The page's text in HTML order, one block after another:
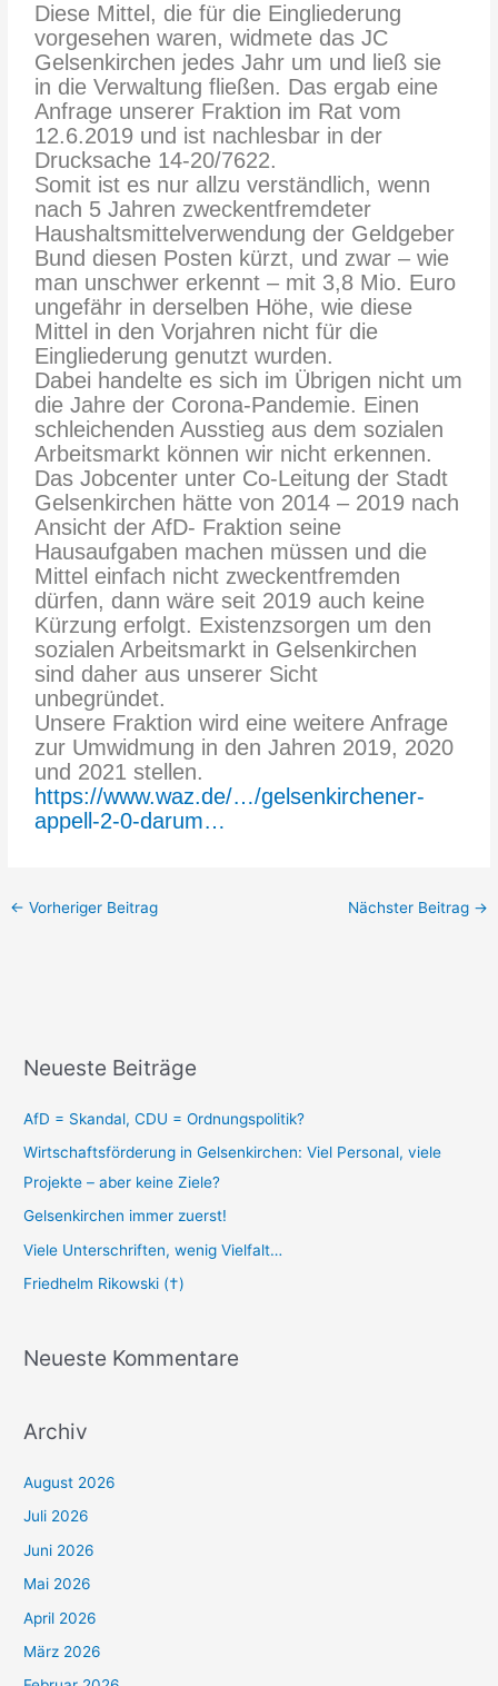
Diese Mittel, die für die Eingliederung
vorgesehen waren, widmete das JC
Gelsenkirchen jedes Jahr um und ließ sie
in die Verwaltung fließen. Das ergab eine
Anfrage unserer Fraktion im Rat vom
12.6.2019 und ist nachlesbar in der
Drucksache 14-20/7622.
Somit ist es nur allzu verständlich, wenn
nach 5 Jahren zweckentfremdeter
Haushaltsmittelverwendung der Geldgeber
Bund diesen Posten kürzt, und zwar – wie
man unschwer erkennt – mit 3,8 Mio. Euro
ungefähr in derselben Höhe, wie diese
Mittel in den Vorjahren nicht für die
Eingliederung genutzt wurden.
Dabei handelte es sich im Übrigen nicht um
die Jahre der Corona-Pandemie. Einen
schleichenden Ausstieg aus dem sozialen
Arbeitsmarkt können wir nicht erkennen.
Das Jobcenter unter Co-Leitung der Stadt
Gelsenkirchen hätte von 2014 – 2019 nach
Ansicht der AfD- Fraktion seine
Hausaufgaben machen müssen und die
Mittel einfach nicht zweckentfremden
dürfen, dann wäre seit 2019 auch keine
Kürzung erfolgt. Existenzsorgen um den
sozialen Arbeitsmarkt in Gelsenkirchen
sind daher aus unserer Sicht
unbegründet.
Unsere Fraktion wird eine weitere Anfrage
zur Umwidmung in den Jahren 2019, 2020
und 2021 stellen.
https://www.waz.de/…/gelsenkirchener-
appell-2-0-darum…
← Vorheriger Beitrag Nächster Beitrag →
Neueste Beiträge
AfD = Skandal, CDU = Ordnungspolitik?
Wirtschaftsförderung in Gelsenkirchen: Viel Personal, viele
Projekte – aber keine Ziele?
Gelsenkirchen immer zuerst!
Viele Unterschriften, wenig Vielfalt…
Friedhelm Rikowski (†)
Neueste Kommentare
Archiv
August 2026
Juli 2026
Juni 2026
Mai 2026
April 2026
März 2026